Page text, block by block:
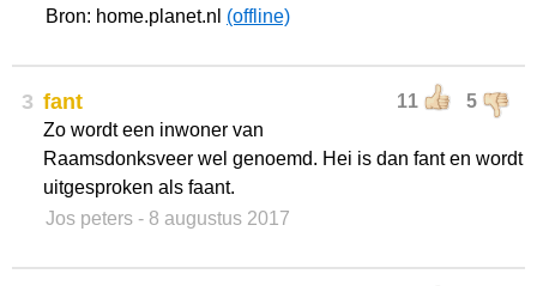
Bron: home.planet.nl (offline)
3 11 5
fant
Zo wordt een inwoner van
Raamsdonksveer wel genoemd. Hei is dan fant en wordt
uitgesproken als faant.
Jos peters - 8 augustus 2017